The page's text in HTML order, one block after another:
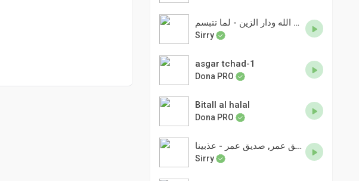
عبد الله ودار الزين - لما تتبسم
Sirry
asgar tchad-1
Dona PRO
Bitall al halal
Dona PRO
صديق عمر, صديق عمر, صديق عمر - عذبينا
Sirry